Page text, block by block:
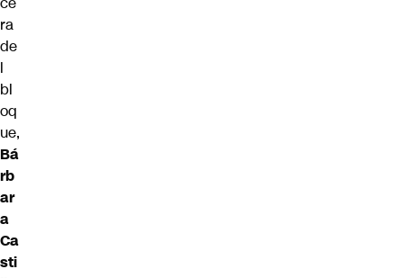
ra
de
l
bl
oq
ue,
Bá
rb
ar
a
Ca
sti